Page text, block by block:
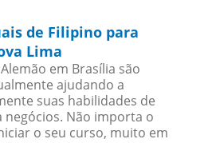
de Filipino para
Lima
em Brasília são
ajudando a
suas habilidades de
negócios. Não importa o
o seu curso, muito em